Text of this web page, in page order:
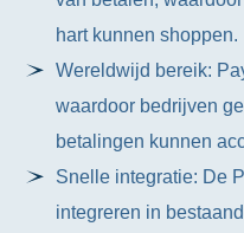
hart kunnen shoppen.
Wereldwijd bereik:
waardoor bedrijven
betalingen kunnen
Snelle integratie: De
integreren in